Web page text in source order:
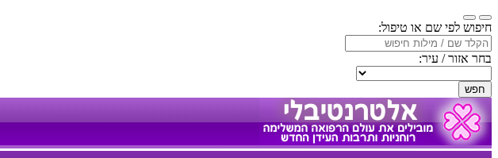
חיפוש לפי שם או טיפול:
בחר אזור / עיר:
חפש